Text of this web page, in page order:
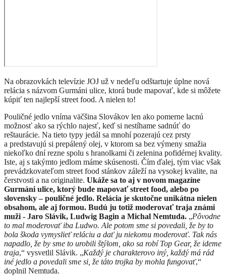
Na obrazovkách televízie JOJ už v nedeľu odštartuje úplne nová
relácia s názvom Gurmáni ulice, ktorá bude mapovať, kde si môžete
kúpiť ten najlepší street food. A nielen to!
Pouličné jedlo vníma väčšina Slovákov len ako pomerne lacnú
možnosť ako sa rýchlo najesť, keď si nestíhame sadnúť do
reštaurácie. Na tieto typy jedál sa mnohí pozerajú cez prsty
a predstavujú si prepálený olej, v ktorom sa bez výmeny smažia
niekoľko dní rezne spolu s hranolkami či zelenina pofidérnej kvality.
Iste, aj s takýmto jedlom máme skúsenosti. Čím ďalej, tým viac však
prevádzkovateľom street food stánkov záleží na vysokej kvalite, na
čerstvosti a na originalite. Ukáže sa to aj v novom magazíne
Gurmáni ulice, ktorý bude mapovať street food, alebo po
slovensky – pouličné jedlo. Relácia je skutočne unikátna nielen
obsahom, ale aj formou. Budú ju totiž moderovať traja známi
muži - Jaro Slávik, Ludwig Bagin a Michal Nemtuda. „Pôvodne
to mal moderovať iba Ludwo. Ale potom sme si povedali, že by to
bola škoda vymyslieť reláciu a dať ju niekomu moderovať. Tak nás
napadlo, že by sme to urobili štýlom, ako sa robí Top Gear, že ideme
traja,“ vysvetlil Slávik. „Každý je charakterovo iný, každý má rád
iné jedlo a povedali sme si, že táto trojka by mohla fungovať,“
doplnil Nemtuda.